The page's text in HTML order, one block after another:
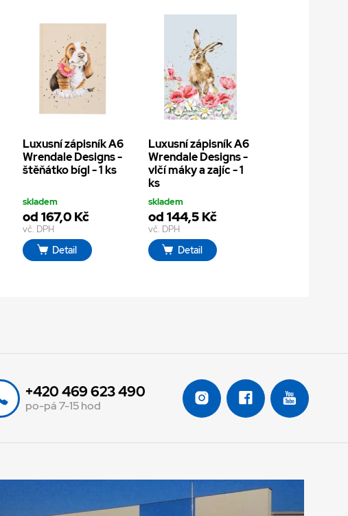
Luxusní zápisník A6
Wrendale Designs -
štěňátko bígl - 1 ks
skladem
od 167,0 Kč
vč. DPH
Detail
Luxusní zápisník A6
Wrendale Designs -
vlčí máky a zajíc - 1
ks
skladem
od 144,5 Kč
vč. DPH
Detail
+420 469 623 490
po-pá 7-15 hod